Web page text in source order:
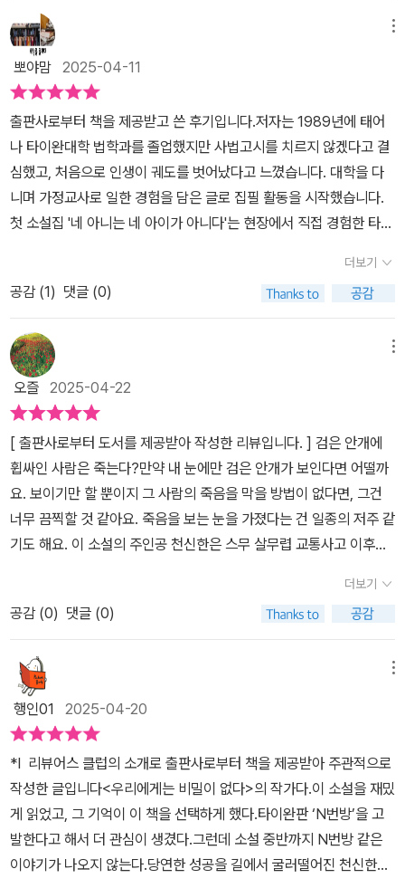
수 없었다. 얼마 후, 뉴스에서 그녀가 남편의 내연녀의 칼에 찔려 사망
했다는 보도가 나왔기 때문이다. 그렇게 충격을 받은 천신한은 직장
도 그만두고, 집 밖으로는 한 걸음도 나가지 않는 히키코모리가 된다.​
유일하게 천신한을 이해해 주는 사람이 있었다. 바로 친구인 허칭옌
이었다. 의사도, 가족들도 검은 안개에 대해 이해하지 못하던 때, 유일
하게 천신한의 이야기를 들어주고 믿어주는 사람이 바로 허칭옌이었
다. 그랬기에 천신한은 늘 허칭옌에게 속내를 드러냈다. ​도저히 이렇
게 살 수 없다는 생각이 들었다. 부모님께 마지막까지 민폐를 끼치고
싶지 않았던 천신한은 별점 테러 수준의 숙소에서 혼자 자살을 결심
한다. 혹시나 의심받을까 봐 숯불용 목탄을 사면서 탄산음료와 고기
등도 같이 산다. 숙소로 가는 길, 부딪친 남학생에게서 또 검은 안개를
잠시 앉아서 마음을 다스린다. 그리고 그곳에서 만난 노숙자와의 대
화를 통해 천신한은 마음을 고쳐먹는다. ​하루 종일 방 안에 갇혀서 그
가 할 수 있는 것이라고는 게임이 전부다. 둥촨이라는 닉네임을 사용
하는 천신한과 게임 길드인 펜리르, 다아시는 함께 게임에서 큰 활약
을 한다. 특히 최고 난이도의 게임을 마스터한 둥촨은 게임 안에서 일
약 스타가 된다. 타인의 게임을 도와주는 역할로 나름의 용돈벌이도
하고 있다. 그날도 게임을 하던 중 시리라는 닉네임의 소녀를 만나게
된다. 친절하게 대하는 그녀는 천신한에게 마지막으로 한 번만 만나
달라는 이야기를 한다. 히키코모리로 바깥출입이 두려운 천신한은 친
다. 그렇게 시리를 만난 천신한. 반가움을 느낄 겨를도 없이 시리에게
검은 안개를 발견하게 된 천신한. 그렇게 그는 시리를 돕기 위해 단서
를 찾아나가기 시작한다. 시리는 그동안 게임을 했기 때문에 분명히
그 안에서 그녀를 노리는 죽음의 그림자가 있을 것이라는 생각을 가
지고 찾아 나서기 시작하는데...​사실 책을 읽다 보니 우리나라에서도
일어난 특정 사건이 떠오른다. 놀라운 것은 우리나라뿐 아니라 이 책
의 저자 우샤오러의 나라 타이완에서도 같은 사건이 벌어졌다는 사실
이다. 청소년을 대상으로 한 성착취와 이 성범죄의 이야기는 논픽션
이 아니었다는 것이다. 과거의 비해 성인지감수성이 성장했다고는 하
지만, 여전히 다른 이름으로 일어나는 가상공간에서의 범죄들은 교묘
할 정도로 지능적으로 바뀌고 있다. 그런 면에서 이 작품은 그런 현실
에 경종을 울리는 작품이라는 생각이 들었다.​한편, 두려움에 갇혀서
뽀야맘 2025-04-11
출판사로부터 책을 제공받고 쓴 후기입니다.저자는 1989년에 태어
나 타이완대학 법학과를 졸업했지만 사법고시를 치르지 않겠다고 결
심했고, 처음으로 인생이 궤도를 벗어났다고 느꼈습니다. 대학을 다
니며 가정교사로 일한 경험을 담은 글로 집필 활동을 시작했습니다.
첫 소설집 '네 아니는 네 아이가 아니다'는 현장에서 직접 경험한 타이
드라마로 만들어졌습니다. '상류 아이', '우리에게는 비밀이 없다' 등을
썼고, 2024년 '도착하지 못한 소녀들'로 타이완 양대 문학상 금전장
최종 후보에 올랐습니다. 그럼, 저자의 <죽음의 로그인>을 보겠습니
다.주인공 천신한은 회사원 천중우와 주부 야오추상의 외동아들입니
다. 어릴 적부터 공부를 잘했고, 명문 대학교에 입학했으나 20살에
교통사고를 겪은 뒤 이상한 현상을 겪습니다. 검은 안개가 뭉클거리
는 사람의 모습이 자신에게만 보이는데, 그런 증상이 있는 사람은 며
칠 내로 죽습니다. 천신한은 그 과정을 거치며 자신의 삶이 조금씩 원
래의 궤도에서 벗어나 절대로 예정된 목적지에 도달하지 못할 것을
느꼈습니다. 이 사실을 믿는 사람은 고등학교 친구 허칭옌뿐입니다.
다니던 대학교를 졸업하고 대학원에 진학하라는 부모님의 말에 반대
하고 중소기업에 취직했습니다. 그곳에서 자신에게 잘 대해준 황위샹
에게서 시커먼 안개가 보였고, 그녀가 괜찮냐며 자신을 일으켜주자
이상한 화면이 휙 지나갑니다. 황위샹의 가슴팍에서 붉은 피가 철철
있습니다. 천신한은 그녀가 가는 것을 막지 못하고 지켜봤고, 결국 자
신이 본 화면대로 황위샹은 죽었습니다. 그 충격으로 회사에 나가지
못하고 방에 틀어박힌 천신한을 부모가 집으로 데려왔고, 몇 년 동안
자신의 방에만 있습니다.천신한은 위그드라실이라는 MMORPG 게
임에서 오랫동안 게임을 했고, 게임 내 아이디는 둥촨입니다. 그는 서
버 최초로 과학자 클래스로 전생한 플레이어로 펜리르와 다아시와 함
께 길드 '환절중당'을 이끕니다. 천신한은 게임 내에서 시리를 만났고
그녀와 대화를 하며 좋아하는 마음을 키웠습니다. 그런데 어느 날 시
리가 상의할 게 있다며 현실에서 만나자고 합니다. 사회 부적응자가
더보기
공감 (1) 댓글 (0)
오즐 2025-04-22
[ 출판사로부터 도서를 제공받아 작성한 리뷰입니다. ] 검은 안개에
휩싸인 사람은 죽는다?만약 내 눈에만 검은 안개가 보인다면 어떨까
요. 보이기만 할 뿐이지 그 사람의 죽음을 막을 방법이 없다면, 그건
너무 끔찍할 것 같아요. 죽음을 보는 눈을 가졌다는 건 일종의 저주 같
기도 해요. 이 소설의 주인공 천신한은 스무 살무렵 교통사고 이후에
감싼 검은 안개를 보고도 아무런 경고를 해주지 못한 것 때문에 심한
죄책감에 시달리다가 스물여섯 살 폐인이 되고 말았어요. 늘 공부 잘
하던 아들, 모범생으로 부모님의 자랑거리였던 천신한은 이제 가족의
수치로 전락해버렸어요. 주변에선 앞날이 창창한 청년이 어쩌다 방
안에 틀어박혀 부모에게 의존해 살아가는 기생충이 되었냐며 수군대
고 있어요. 남은 선택은... 죽을 결심을 하게 된 천신한은 실행에 옮기
기 위해 집 밖으로 나왔고, 필요한 것들을 구입해 공원에 갔다가 난생
처음 본 사람에게 자신의 고민을 털어놓고는 생각이 바뀌었어요. 죽
으려다가 살아야 할 이유를 찾게 된 거죠. 스스로 쓸모 없는 인간이라
고 여겼던 천신한, 그가 바로 이 소설의 주인공이에요.《죽음의 로그
인》은 타이완을 대표하는 사회파 미스터리 작가 우샤오러의 신작 장
편소설이라고 하네요.우선 이 소설은 매우 흥미롭게 사회가 지닌 문
더보기
공감 (0) 댓글 (0)
행인01 2025-04-20
*l 리뷰어스 클럽의 소개로 출판사로부터 책을 제공받아 주관적으로
작성한 글입니다<우리에게는 비밀이 없다>의 작가다.이 소설을 재밌
게 읽었고, 그 기억이 이 책을 선택하게 했다.타이완판 ‘N번방’을 고
발한다고 해서 더 관심이 생겼다.그런데 소설 중반까지 N번방 같은
이야기가 나오지 않는다.당연한 성공을 길에서 굴러떨어진 천신한의